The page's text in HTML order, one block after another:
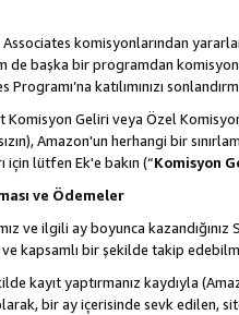
komisyonlarından
de başka bir programdan
katılımınızı
Komisyon Geliri veya Özel
Amazon'un herhangi bir
için lütfen Ek'e bakın (“Komisyon
ve Ödemeler
ve ilgili ay boyunca
kapsamlı bir şekilde takip
kayıt yaptırmanız kaydıyla
bir ay içerisinde sevk edilen,